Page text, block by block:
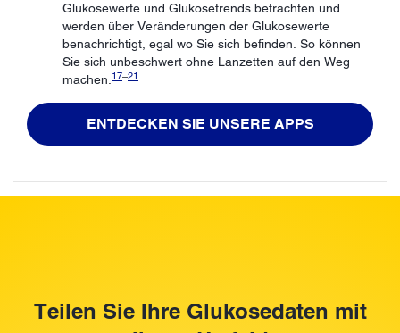
Glukosewerte und Glukosetrends betrachten und
werden über Veränderungen der Glukosewerte
benachrichtigt, egal wo Sie sich befinden. So können
Sie sich unbeschwert ohne Lanzetten auf den Weg
machen.17–21
ENTDECKEN SIE UNSERE APPS
Teilen Sie Ihre Glukosedaten mit